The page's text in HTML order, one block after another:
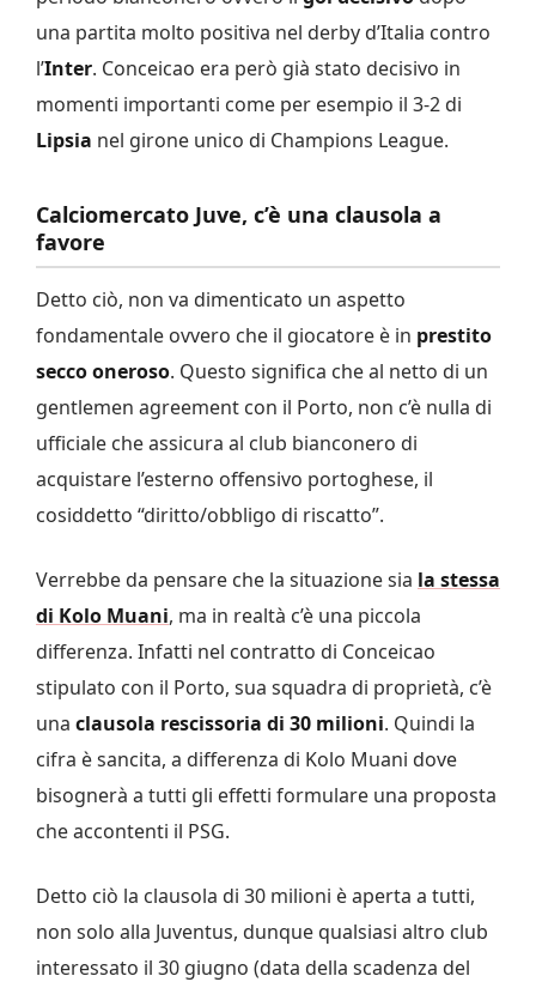
una partita molto positiva nel derby d’Italia contro
l’Inter. Conceicao era però già stato decisivo in
momenti importanti come per esempio il 3-2 di
Lipsia nel girone unico di Champions League.
Calciomercato Juve, c’è una clausola a
favore
Detto ciò, non va dimenticato un aspetto
fondamentale ovvero che il giocatore è in prestito
secco oneroso. Questo significa che al netto di un
gentlemen agreement con il Porto, non c’è nulla di
ufficiale che assicura al club bianconero di
acquistare l’esterno offensivo portoghese, il
cosiddetto “diritto/obbligo di riscatto”.
Verrebbe da pensare che la situazione sia la stessa
di Kolo Muani, ma in realtà c’è una piccola
differenza. Infatti nel contratto di Conceicao
stipulato con il Porto, sua squadra di proprietà, c’è
una clausola rescissoria di 30 milioni. Quindi la
cifra è sancita, a differenza di Kolo Muani dove
bisognerà a tutti gli effetti formulare una proposta
che accontenti il PSG.
Detto ciò la clausola di 30 milioni è aperta a tutti,
non solo alla Juventus, dunque qualsiasi altro club
interessato il 30 giugno (data della scadenza del